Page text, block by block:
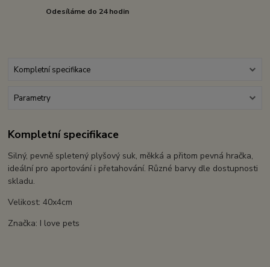
Odesíláme do 24 hodin
Kompletní specifikace
Parametry
Kompletní specifikace
Silný, pevně spletený plyšový suk, měkká a přitom pevná hračka,
ideální pro aportování i přetahování. Různé barvy dle dostupnosti
skladu.
Velikost: 40x4cm
Značka: I love pets